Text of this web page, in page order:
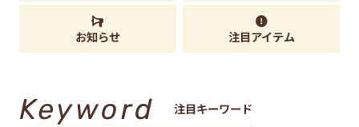
お知らせ 注目アイテム
Keyword 注目キーワード